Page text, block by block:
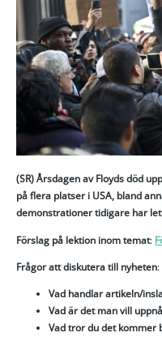
(SR) Årsdagen av Floyds död
på flera platser i USA, bland
demonstrationer tidigare har
Förslag på lektion inom temat:
Frågor att diskutera till nyheten:
Vad handlar artikeln/
Vad är det man vill
Vad tror du det kommer